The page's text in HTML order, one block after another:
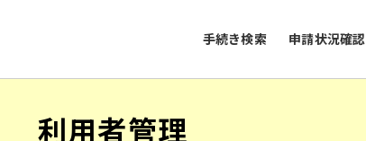
手続き検索 申請状況確認
利用者管理